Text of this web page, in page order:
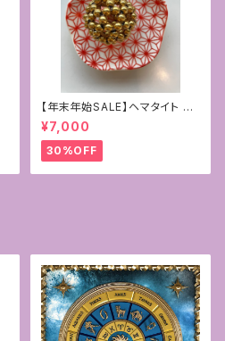
【年末年始SALE】ヘマタイト ゴ
ールドコーティング
¥7,000
30%OFF